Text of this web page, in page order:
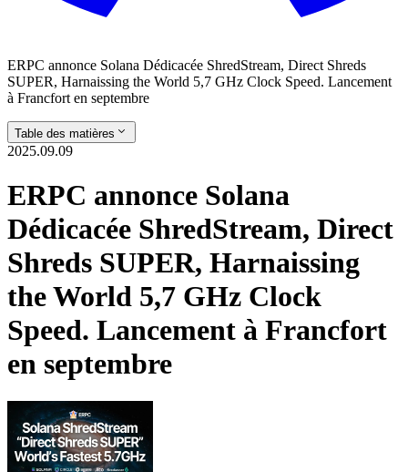
ERPC annonce Solana Dédicacée ShredStream, Direct Shreds
SUPER, Harnaissing the World 5,7 GHz Clock Speed. Lancement
à Francfort en septembre
Table des matières
2025.09.09
ERPC annonce Solana
Dédicacée ShredStream, Direct
Shreds SUPER, Harnaissing
the World 5,7 GHz Clock
Speed. Lancement à Francfort
en septembre